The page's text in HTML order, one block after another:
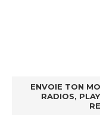
ENVOIE TON
RADIOS,